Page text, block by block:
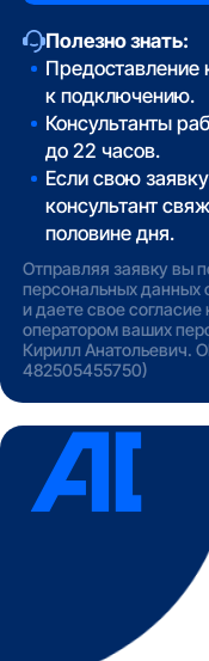
Полезно знать:
Предоставление
к подключению.
Консультанты
до 22 часов.
Если свою
консультант
половине дня.
Отправляя заявку вы
персональных данных
и даете свое
оператором ваших
Кирилл
482505455750)